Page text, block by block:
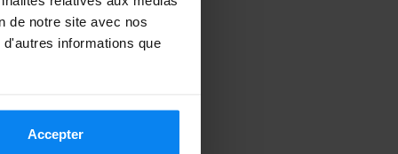
de notre site avec nos
informations que
Accepter
31/07/26 10